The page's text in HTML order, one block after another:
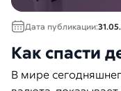
Дата публикации:
Как спасти
В мире